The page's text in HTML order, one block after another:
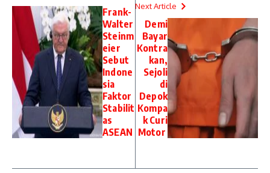
Frank-
Walter
Steinm
eier
Sebut
Indone
sia
Faktor
Stabilit
as
ASEAN
Next Article
Demi
Bayar
Kontra
kan,
Sejoli
di
Depok
Kompa
k Curi
Motor